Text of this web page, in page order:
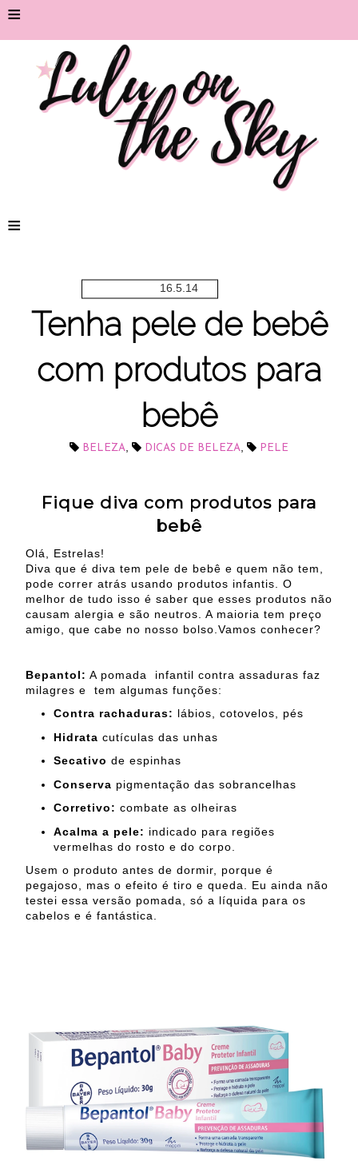
≡
≡
16.5.14
Tenha pele de bebê
com produtos para
bebê
BELEZA, DICAS DE BELEZA, PELE
Fique diva com produtos para
bebê
Olá, Estrelas!
Diva que é diva tem pele de bebê e quem não tem,
pode correr atrás usando produtos infantis. O
melhor de tudo isso é saber que esses produtos não
causam alergia e são neutros. A maioria tem preço
amigo, que cabe no nosso bolso.Vamos conhecer?
Bepantol: A pomada infantil contra assaduras faz
milagres e tem algumas funções:
Contra rachaduras: lábios, cotovelos, pés
Hidrata cutículas das unhas
Secativo de espinhas
Conserva pigmentação das sobrancelhas
Corretivo: combate as olheiras
Acalma a pele: indicado para regiões
vermelhas do rosto e do corpo.
Usem o produto antes de dormir, porque é
pegajoso, mas o efeito é tiro e queda. Eu ainda não
testei essa versão pomada, só a líquida para os
cabelos e é fantástica.